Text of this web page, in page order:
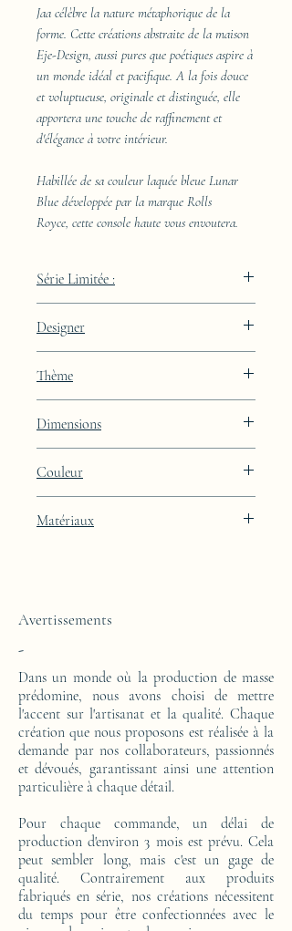
Jaa célèbre la nature métaphorique de la
forme. Cette créations abstraite de la maison
Eje-Design, aussi pures que poétiques aspire à
un monde idéal et pacifique. A la fois douce
et voluptueuse, originale et distinguée, elle
apportera une touche de raffinement et
d'élégance à votre intérieur.
Habillée de sa couleur laquée bleue Lunar
Blue développée par la marque Rolls
Royce, cette console haute vous envoutera.
Série Limitée :
Designer
Thème
Dimensions
: 29cm
Couleur
Matériaux
Avertissements
-
Dans un monde où la production de masse
prédomine, nous avons choisi de mettre
l'accent sur l'artisanat et la qualité. Chaque
création que nous proposons est réalisée à la
demande par nos collaborateurs, passionnés
et dévoués, garantissant ainsi une attention
particulière à chaque détail.
Pour chaque commande, un délai de
production d'environ 3 mois est prévu. Cela
peut sembler long, mais c'est un gage de
qualité. Contrairement aux produits
fabriqués en série, nos créations nécessitent
du temps pour être confectionnées avec le